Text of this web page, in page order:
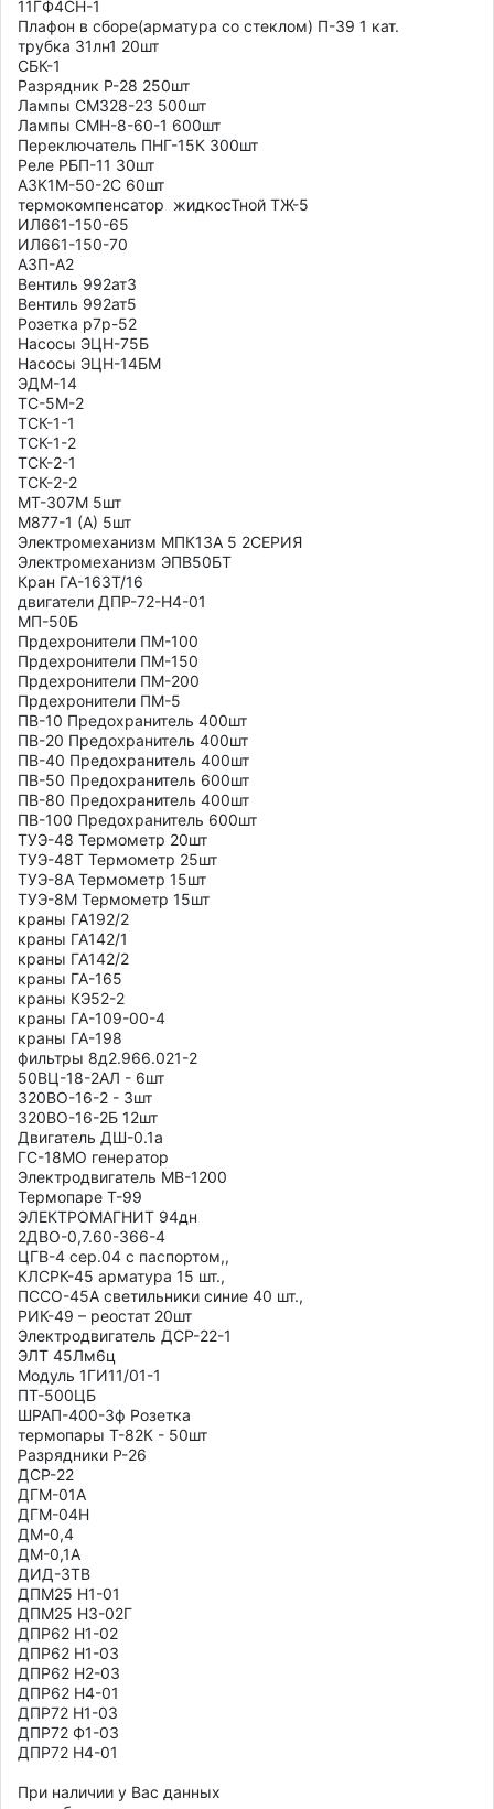
11ГФ4СН-1
Плафон в сборе(арматура со стеклом) П-39 1 кат.
трубка 31лн1 20шт
СБК-1
Разрядник Р-28 250шт
Лампы СМЗ28-23 500шт
Лампы СМН-8-60-1 600шт
Переключатель ПНГ-15К 300шт
Реле РБП-11 30шт
АЗК1М-50-2С 60шт
термокомпенсатор  жидкосТной ТЖ-5
ИЛ661-150-65
ИЛ661-150-70
АЗП-А2
Вентиль 992ат3
Вентиль 992ат5
Розетка р7р-52
Насосы ЭЦН-75Б
Насосы ЭЦН-14БМ
ЭДМ-14
ТС-5М-2
ТСК-1-1
ТСК-1-2
ТСК-2-1
ТСК-2-2
МТ-307М 5шт
М877-1 (А) 5шт
Электромеханизм МПК13А 5 2СЕРИЯ
Электромеханизм ЭПВ50БТ
Кран ГА-163Т/16
двигатели ДПР-72-Н4-01
МП-50Б
Прдехронители ПМ-100
Прдехронители ПМ-150
Прдехронители ПМ-200
Прдехронители ПМ-5
ПВ-10 Предохранитель 400шт
ПВ-20 Предохранитель 400шт
ПВ-40 Предохранитель 400шт
ПВ-50 Предохранитель 600шт
ПВ-80 Предохранитель 400шт
ПВ-100 Предохранитель 600шт
ТУЭ-48 Термометр 20шт
ТУЭ-48Т Термометр 25шт
ТУЭ-8А Термометр 15шт
ТУЭ-8М Термометр 15шт
краны ГА192/2
краны ГА142/1
краны ГА142/2
краны ГА-165
краны КЭ52-2
краны ГА-109-00-4
краны ГА-198
фильтры 8д2.966.021-2
50ВЦ-18-2АЛ - 6шт
320ВО-16-2 - 3шт
320ВО-16-2Б 12шт
Двигатель ДШ-0.1а
ГС-18МО генератор
Электродвигатель МВ-1200
Термопаре Т-99
ЭЛЕКТРОМАГНИТ 94дн
2ДВО-0,7.60-366-4
ЦГВ-4 сер.04 с паспортом,,
КЛСРК-45 арматура 15 шт.,
ПCCO-45А светильники синие 40 шт.,
РИК-49 – реостат 20шт
Электродвигатель ДСР-22-1
ЭЛТ 45Лм6ц
Модуль 1ГИ11/01-1
ПТ-500ЦБ
ШРАП-400-3ф Розетка
термопары Т-82К - 50шт
Разрядники Р-26
ДСР-22
ДГМ-01А
ДГМ-04Н
ДМ-0,4
ДМ-0,1А
ДИД-3ТВ
ДПМ25 Н1-01
ДПМ25 Н3-02Г
ДПР62 Н1-02
ДПР62 Н1-03
ДПР62 Н2-03
ДПР62 Н4-01
ДПР72 Н1-03
ДПР72 Ф1-03
ДПР72 Н4-01
При наличии у Вас данных